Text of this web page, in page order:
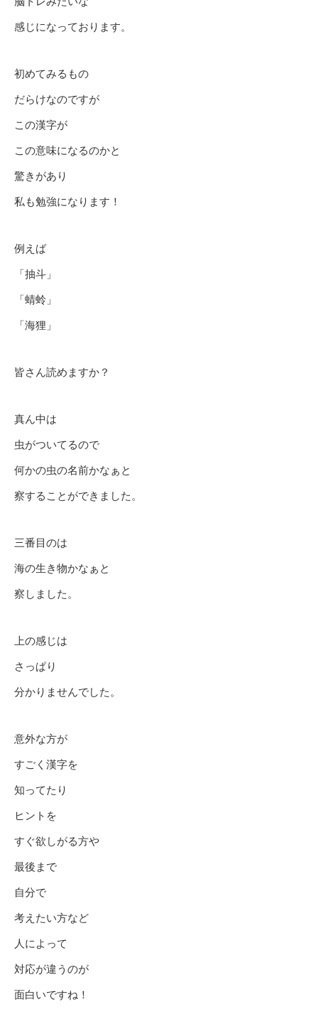
感じになっております。
初めてみるもの
だらけなのですが
この漢字が
この意味になるのかと
驚きがあり
私も勉強になります！
例えば
「抽斗」
「蜻蛉」
「海狸」
皆さん読めますか？
真ん中は
虫がついてるので
何かの虫の名前かなぁと
察することができました。
三番目のは
海の生き物かなぁと
察しました。
上の感じは
さっぱり
分かりませんでした。
意外な方が
すごく漢字を
知ってたり
ヒントを
すぐ欲しがる方や
最後まで
自分で
考えたい方など
人によって
対応が違うのが
面白いですね！